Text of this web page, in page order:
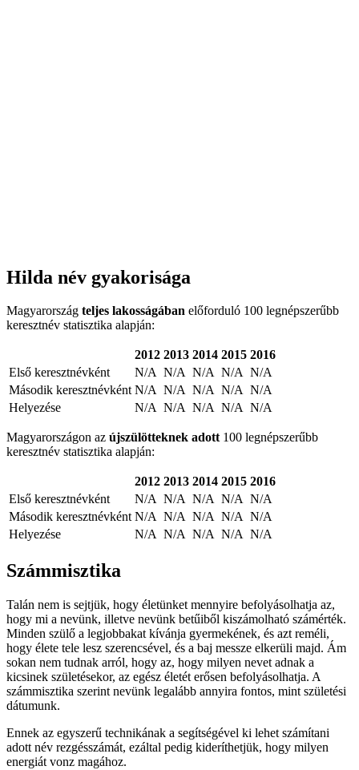
Hilda név gyakorisága
Magyarország teljes lakosságában előforduló 100 legnépszerűbb
keresztnév statisztika alapján:
2012 2013 2014 2015 2016
Első keresztnévként
N/A N/A N/A N/A N/A
Második keresztnévként N/A N/A N/A N/A N/A
Helyezése
N/A N/A N/A N/A N/A
Magyarországon az újszülötteknek adott100 legnépszerűbb
keresztnév statisztika alapján:
2012 2013 2014 2015 2016
Első keresztnévként
N/A N/A N/A N/A N/A
Második keresztnévként N/A N/A N/A N/A N/A
Helyezése
N/A N/A N/A N/A N/A
Számmisztika
Talán nem is sejtjük, hogy életünket mennyire befolyásolhatja az,
hogy mi a nevünk, illetve nevünk betűiből kiszámolható számérték.
Minden szülő a legjobbakat kívánja gyermekének, és azt reméli,
hogy élete tele lesz szerencsével, és a baj messze elkerüli majd. Ám
sokan nem tudnak arról, hogy az, hogy milyen nevet adnak a
kicsinek születésekor, az egész életét erősen befolyásolhatja. A
számmisztika szerint nevünk legalább annyira fontos, mint születési
dátumunk.
Ennek az egyszerű technikának a segítségével ki lehet számítani
adott név rezgésszámát, ezáltal pedig kideríthetjük, hogy milyen
energiát vonz magához.